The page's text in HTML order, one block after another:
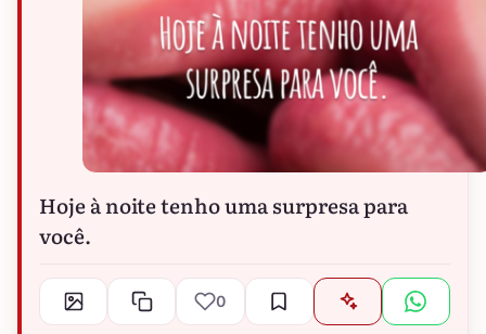
Hoje à noite tenho uma surpresa para
você.
0